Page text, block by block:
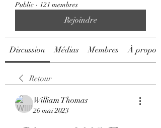
Public · 121 membres
Rejoindre
Discussion Médias Membres À propos
Retour
William Thomas
26 mai 2023